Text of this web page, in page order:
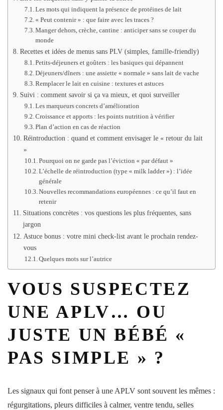
Les mots qui indiquent la présence de protéines de lait
« Peut contenir » : que faire avec les traces ?
Manger dehors, crèche, cantine : anticiper sans se couper du
monde
Recettes et idées de menus sans PLV (simples, famille-friendly)
Petits-déjeuners et goûters : les basiques qui dépannent
Déjeuners/dîners : une assiette « normale » sans lait de vache
Remplacer le lait en cuisine : textures et astuces
Suivi : comment savoir si ça va mieux, et quoi surveiller
Les marqueurs concrets d’amélioration
Croissance et apports : les points nutrition à vérifier
Plan d’action en cas de réaction
Réintroduction : quand et comment envisager le « retour du lait
»
Pourquoi on ne garde pas l’éviction « par défaut »
L’échelle de réintroduction (type « milk ladder ») : l’idée
générale
Nouvelles recommandations européennes : ce qu’il faut en
retenir
Situations concrètes : vos questions les plus fréquentes, sans
jargon
Astuce bonus : votre mini check-list avant le prochain rendez-
vous
Quelques mots sur l’autrice
VOUS SUSPECTEZ
UNE APLV… OU
JUSTE UN BÉBÉ «
PAS SIMPLE » ?
Les signaux qui font penser à une APLV sont souvent les mêmes :
régurgitations, pleurs difficiles à calmer, ventre tendu, selles